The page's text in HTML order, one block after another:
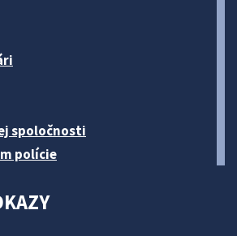
spoločnosti
polície